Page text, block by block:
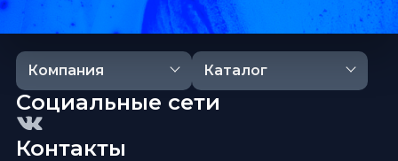
Компания Каталог
Контакты
Социальные сети